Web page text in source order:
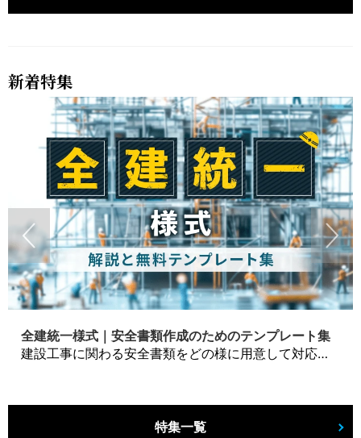
新着特集
全建統一様式｜安全書類作成のためのテンプレート集
建設工事に関わる安全書類をどの様に用意して対応するか？関連書式テンプレートから書き方の注意点などの役立つコラムをbizoceanがお届けします。
特集一覧